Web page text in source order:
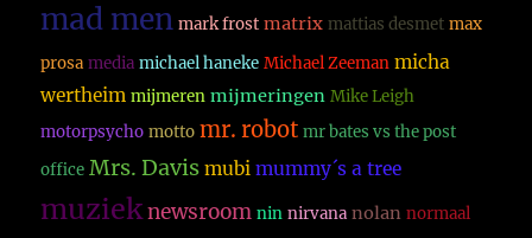
mad men mark frost matrix mattias desmet max
prosa media michael haneke Michael Zeeman micha
wertheim mijmeren mijmeringen Mike Leigh
motorpsycho motto mr. robot mr bates vs the post
office Mrs. Davis mubi mummy´s a tree
muzieknewsroom nin nirvana nolan normaal